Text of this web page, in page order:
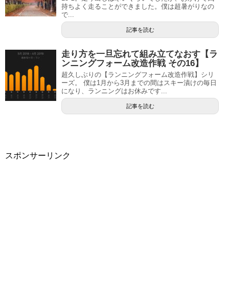
持ちよく走ることができました。僕は超暑がりなの
で...
記事を読む
走り方を一旦忘れて組み立てなおす【ラ
ンニングフォーム改造作戦 その16】
超久しぶりの【ランニングフォーム改造作戦】シリ
ーズ。 僕は1月から3月までの間はスキー漬けの毎日
になり、ランニングはお休みです...
記事を読む
スポンサーリンク